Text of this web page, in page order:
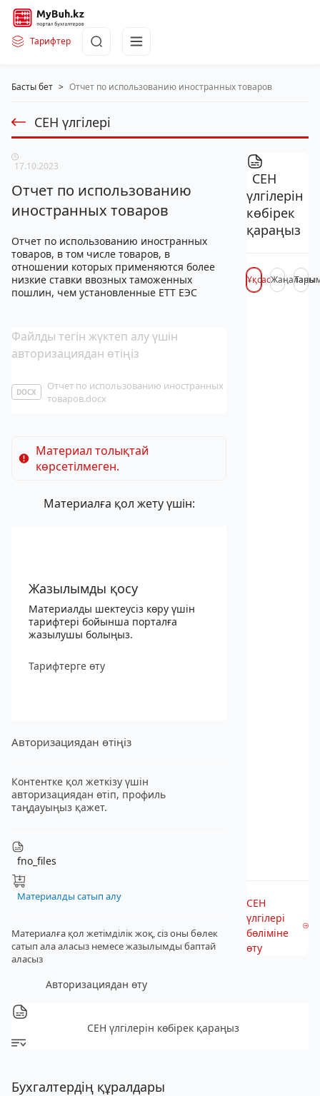
Тарифтер
Басты бет > Отчет по использованию иностранных товаров
СЕН үлгілері
17.10.2023
Отчет по использованию
иностранных товаров
Отчет по использованию иностранных
товаров, в том числе товаров, в
отношении которых применяются более
низкие ставки ввозных таможенных
пошлин, чем установленные ЕТТ ЕЭС
Файлды тегін жүктеп алу үшін
авторизациядан өтіңіз
DOCX
Отчет по использованию иностранных
товаров.docx
Материал толықтай
көрсетілмеген.
Материалға қол жету үшін:
Жазылымды қосу
Материалды шектеусіз көру үшін
тарифтері бойынша порталға
жазылушы болыңыз.
Тарифтерге өту
Авторизациядан өтіңіз
Контентке қол жеткізу үшін
авторизациядан өтіп, профиль
таңдауыңыз қажет.
fno_files
Материалды сатып алу
Материалға қол жетімділік жоқ, сіз оны бөлек
сатып ала аласыз немесе жазылымды баптай
аласыз
Авторизациядан өту
СЕН
үлгілерін
көбірек
қараңыз
ҰқсасЖаңалары
СЕН
үлгілері
бөліміне
өту
СЕН үлгілерін көбірек қараңыз
Бухгалтердің құралдары